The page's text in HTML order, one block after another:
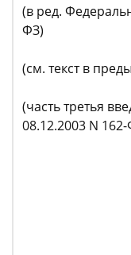
(в ред.
ФЗ)
(см. текст в
(часть третья
08.12.2003 N